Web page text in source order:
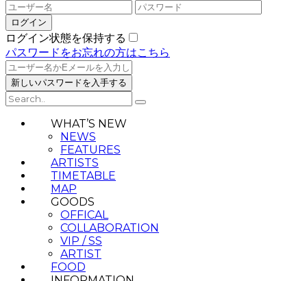
ログイン状態を保持する
パスワードをお忘れの方はこちら
WHAT’S NEW
NEWS
FEATURES
ARTISTS
TIMETABLE
MAP
GOODS
OFFICAL
COLLABORATION
VIP / SS
ARTIST
FOOD